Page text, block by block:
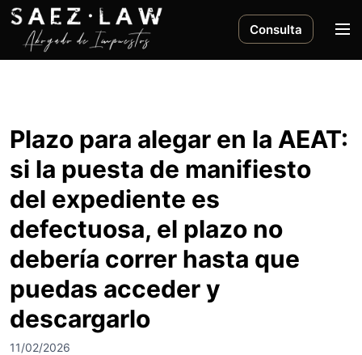
Consulta
M
Plazo para alegar en la AEAT:
si la puesta de manifiesto
del expediente es
defectuosa, el plazo no
debería correr hasta que
puedas acceder y
descargarlo
11/02/2026